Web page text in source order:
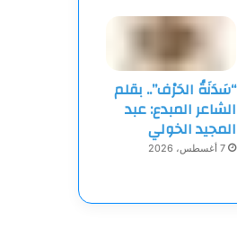
“سَدَنَةُ الحَرْف”.. بقلم
الشاعر المبدع: عبد
المجيد الخولي
7 أغسطس، 2026